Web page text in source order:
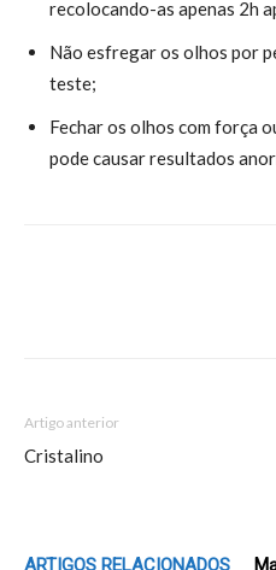
recolocando-as apenas 2h
Não esfregar os olhos por
teste;
Fechar os olhos com força
pode causar resultados
Artigo anterior
Cristalino
ARTIGOS RELACIONADOS